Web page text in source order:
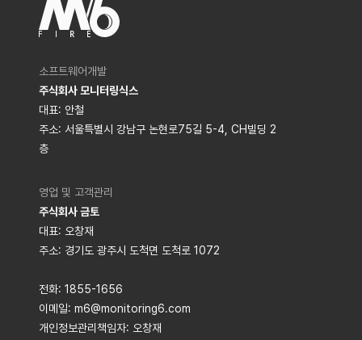
소프트웨어개발
주식회사 모니터링식스
대표: 안철
주소: 서울특별시 강남구 논현로75길 5-4, CH빌딩 2
층
영업 및 고객관리
주식회사 금토
대표: 오창재
주소: 경기도 광주시 도척면 도척로 1072
전화: 1855-1656
이메일: m6@monitoring6.com
개인정보관리책임자: 오창재